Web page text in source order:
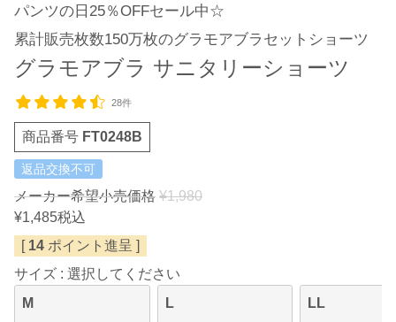
パンツの日25％OFFセール中☆
累計販売枚数150万枚のグラモアブラセットショーツ
グラモアブラ サニタリーショーツ
28件
商品番号 FT0248B
返品交換不可
メーカー希望小売価格 ¥1,980
¥1,485税込
[ 14 ポイント進呈 ]
サイズ
選択してください
M
L LL